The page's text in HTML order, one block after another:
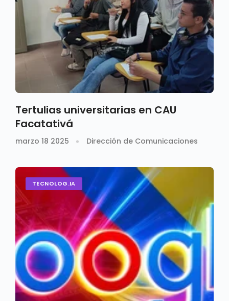
Tertulias universitarias en CAU
Facatativá
marzo 18 2025 Dirección de Comunicaciones
TECNOLOG.IA